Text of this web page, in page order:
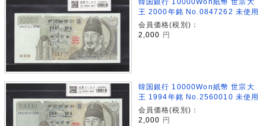
韓国銀行 10000Won紙幣 世宗大
王 2000年銘 No.0847262 未使用
会員価格(税別)：
2,000
円
韓国銀行 10000Won紙幣 世宗大
王 1994年銘 No.2560010 未使用
会員価格(税別)：
2,000
円